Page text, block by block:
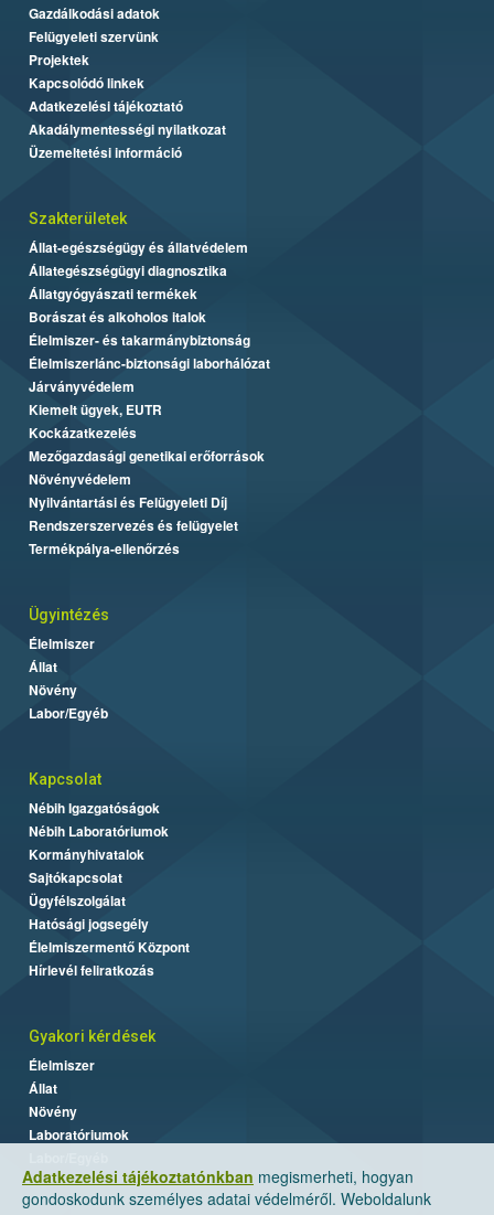
Adatkezelési tájékoztatónkban megismerheti, hogyan
gondoskodunk személyes adatai védelméről. Weboldalunk
Gazdálkodási adatok
Felügyeleti szervünk
Projektek
Kapcsolódó linkek
Adatkezelési tájékoztató
Akadálymentességi nyilatkozat
Üzemeltetési információ
Szakterületek
Állat-egészségügy és állatvédelem
Állategészségügyi diagnosztika
Állatgyógyászati termékek
Borászat és alkoholos italok
Élelmiszer- és takarmánybiztonság
Élelmiszerlánc-biztonsági laborhálózat
Járványvédelem
Kiemelt ügyek, EUTR
Kockázatkezelés
Mezőgazdasági genetikai erőforrások
Növényvédelem
Nyilvántartási és Felügyeleti Díj
Rendszerszervezés és felügyelet
Termékpálya-ellenőrzés
Ügyintézés
Élelmiszer
Állat
Növény
Labor/Egyéb
Kapcsolat
Nébih Igazgatóságok
Nébih Laboratóriumok
Kormányhivatalok
Sajtókapcsolat
Ügyfélszolgálat
Hatósági jogsegély
Élelmiszermentő Központ
Hírlevél feliratkozás
Gyakori kérdések
Élelmiszer
Állat
Növény
Laboratóriumok